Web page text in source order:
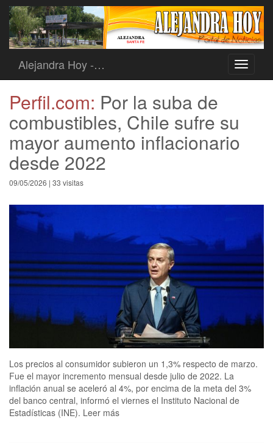
Toggle
Alejandra Hoy -…
Perfil.com: Por la suba de
combustibles, Chile sufre su
mayor aumento inflacionario
desde 2022
09/05/2026 | 33 visitas
Los precios al consumidor subieron un 1,3% respecto de marzo.
Fue el mayor incremento mensual desde julio de 2022. La
inflación anual se aceleró al 4%, por encima de la meta del 3%
del banco central, informó el viernes el Instituto Nacional de
Estadísticas (INE). Leer más